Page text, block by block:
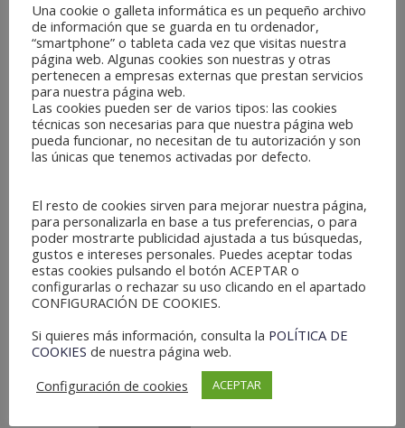
Los Reyes Magos están disponibles todos
los días de 10 a 14 y de 17 a 20, hora
peninsular española.
¡Participa!
Tags:
Ilusión Colectiva
Infancia Sin Fronteras Javier Arranz
Los Reyes Magos
Los Reyes Magos TV
Videoconferencia Con Reyes Magos
Una cookie o galleta informática es un pequeño archivo
de información que se guarda en tu ordenador,
“smartphone” o tableta cada vez que visitas nuestra
página web. Algunas cookies son nuestras y otras
pertenecen a empresas externas que prestan servicios
para nuestra página web.
Las cookies pueden ser de varios tipos: las cookies
técnicas son necesarias para que nuestra página web
pueda funcionar, no necesitan de tu autorización y son
las únicas que tenemos activadas por defecto.
El resto de cookies sirven para mejorar nuestra página,
para personalizarla en base a tus preferencias, o para
poder mostrarte publicidad ajustada a tus búsquedas,
gustos e intereses personales. Puedes aceptar todas
estas cookies pulsando el botón ACEPTAR o
configurarlas o rechazar su uso clicando en el apartado
CONFIGURACIÓN DE COOKIES.
Si quieres más información, consulta la POLÍTICA DE
COOKIES de nuestra página web.
Configuración de cookies
ACEPTAR